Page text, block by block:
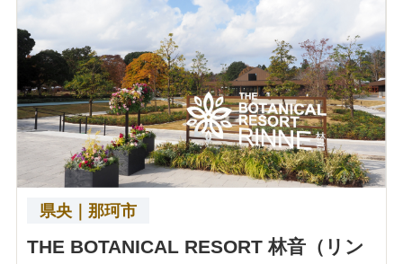
県央｜那珂市
THE BOTANICAL RESORT 林音（リン